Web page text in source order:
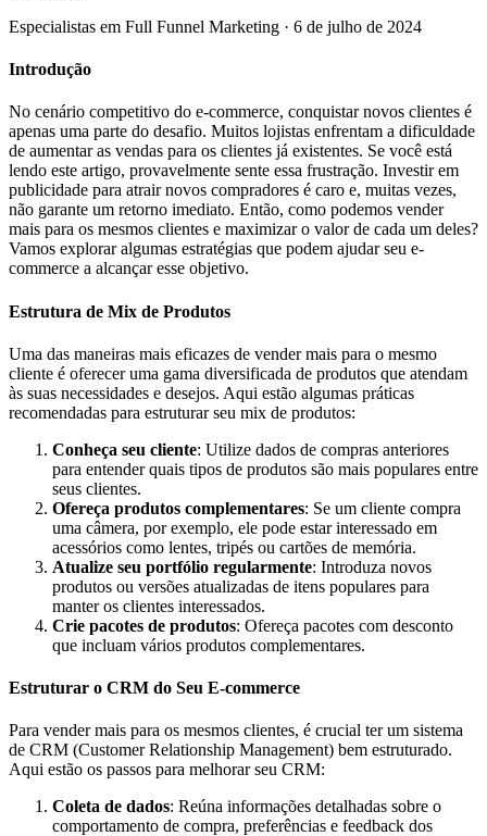
Especialistas em Full Funnel Marketing · 6 de julho de 2024
Introdução
No cenário competitivo do e-commerce, conquistar novos clientes é
apenas uma parte do desafio. Muitos lojistas enfrentam a dificuldade
de aumentar as vendas para os clientes já existentes. Se você está
lendo este artigo, provavelmente sente essa frustração. Investir em
publicidade para atrair novos compradores é caro e, muitas vezes,
não garante um retorno imediato. Então, como podemos vender
mais para os mesmos clientes e maximizar o valor de cada um deles?
Vamos explorar algumas estratégias que podem ajudar seu e-
commerce a alcançar esse objetivo.
Estrutura de Mix de Produtos
Uma das maneiras mais eficazes de vender mais para o mesmo
cliente é oferecer uma gama diversificada de produtos que atendam
às suas necessidades e desejos. Aqui estão algumas práticas
recomendadas para estruturar seu mix de produtos:
Conheça seu cliente: Utilize dados de compras anteriores
para entender quais tipos de produtos são mais populares entre
seus clientes.
Ofereça produtos complementares: Se um cliente compra
uma câmera, por exemplo, ele pode estar interessado em
acessórios como lentes, tripés ou cartões de memória.
Atualize seu portfólio regularmente: Introduza novos
produtos ou versões atualizadas de itens populares para
manter os clientes interessados.
Crie pacotes de produtos: Ofereça pacotes com desconto
que incluam vários produtos complementares.
Estruturar o CRM do Seu E-commerce
Para vender mais para os mesmos clientes, é crucial ter um sistema
de CRM (Customer Relationship Management) bem estruturado.
Aqui estão os passos para melhorar seu CRM:
Coleta de dados: Reúna informações detalhadas sobre o
comportamento de compra, preferências e feedback dos